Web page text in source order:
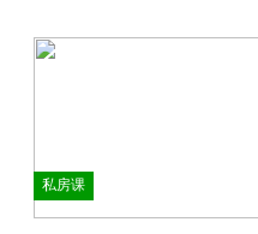
私房课